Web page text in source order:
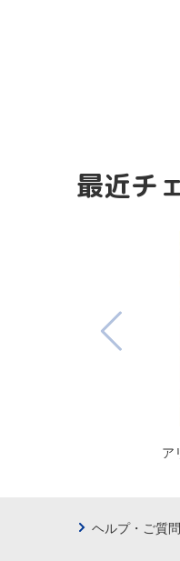
最近チ
ア
ヘルプ・ご質問